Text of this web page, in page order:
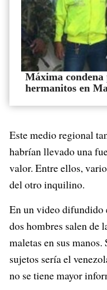
Máxima condena
hermanitos en
Este medio regional
habrían llevado una
valor. Entre ellos,
del otro inquilino.
En un video difundido
dos hombres salen de
maletas en sus
sujetos sería el
no se tiene mayor